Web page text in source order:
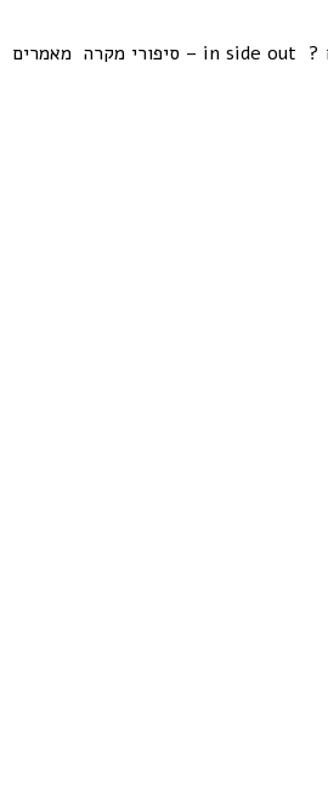
? in side out – סיפורי מקרה מאמרים